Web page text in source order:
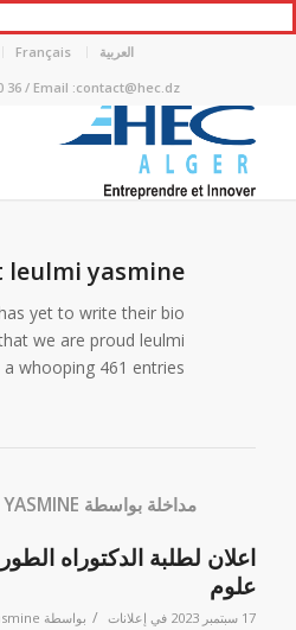
العربية Français
36 / Email :contact@hec.dz
leulmi yasmine
yet to write their bio.
we are proudleulmi
whooping 461 entries.
مداخلة بواسطة LEULMI YASMINE
اعلان لطلبة الدكتوراه
علوم
17 سبتمبر 2023 في إعلانات / بواسطة